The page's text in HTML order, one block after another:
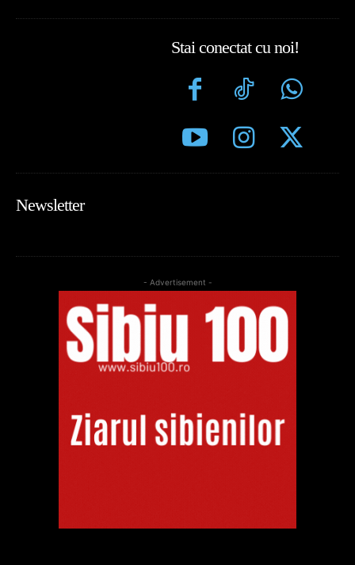
Stai conectat cu noi!
Newsletter
- Advertisement -